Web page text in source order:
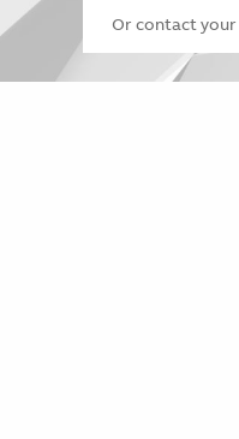
Or contact your